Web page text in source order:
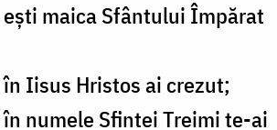
maica Sfântului Împărat
Iisus Hristos ai crezut;
numele Sfintei Treimi te-ai